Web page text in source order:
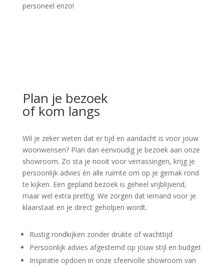
personeel enzo!
Plan je bezoek
of kom langs
Wil je zeker weten dat er tijd en aandacht is voor jouw
woonwensen? Plan dan eenvoudig je bezoek aan onze
showroom. Zo sta je nooit voor verrassingen, krijg je
persoonlijk advies én alle ruimte om op je gemak rond
te kijken. Een gepland bezoek is geheel vrijblijvend,
maar wel extra prettig. We zorgen dat iemand voor je
klaarstaat en je direct geholpen wordt.
Rustig rondkijken zonder drukte of wachttijd
Persoonlijk advies afgestemd op jouw stijl en budget
Inspiratie opdoen in onze sfeervolle showroom van